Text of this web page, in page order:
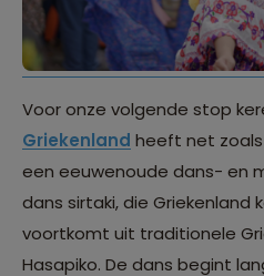
Voor onze volgende stop
Griekenland heeft net zoals
een eeuwenoude dans- en
dans sirtaki, die Griekenland
voortkomt uit traditionele
Hasapiko. De dans begint